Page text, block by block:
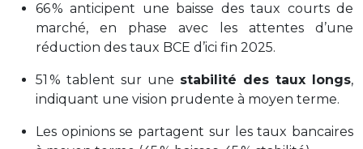
66 % anticipent une baisse des taux courts de
marché, en phase avec les attentes d’une
réduction des taux BCE d’ici fin 2025.
51 % tablent sur une stabilité des taux longs,
indiquant une vision prudente à moyen terme.
Les opinions se partagent sur les taux bancaires